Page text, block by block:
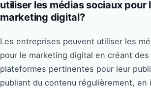
utiliser les médias sociaux pour
marketing digital?
Les entreprises peuvent utiliser les
pour le marketing digital en créant
plateformes pertinentes pour leur
publiant du contenu régulièrement, en